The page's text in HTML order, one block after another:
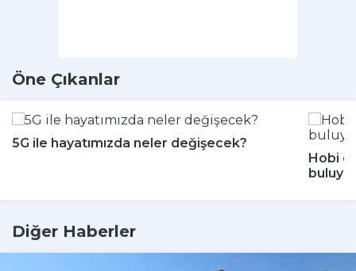
Öne Çıkanlar
5G ile hayatımızda neler değişecek?
Hobi
Diğer Haberler